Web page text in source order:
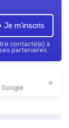
Je m'inscris
contacté(e) à
partenaires.